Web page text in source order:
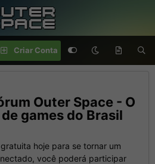
Criar Conta
Outer Space - O
games do Brasil
hoje para se tornar um
você poderá participar